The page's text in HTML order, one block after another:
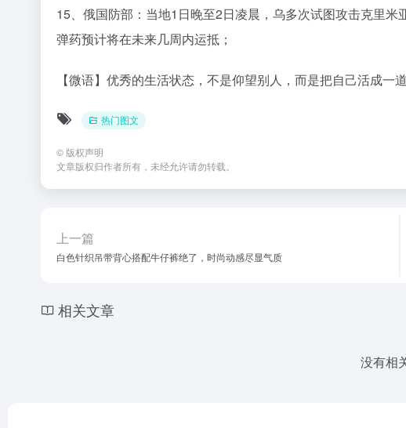
15、俄国防部：当地1日晚至2日凌晨，乌多次试图攻击克里
弹药预计将在未来几周内运抵；
【微语】优秀的生活状态，不是仰望别人，而是把自己活成一道
热门图文
© 版权声明
文章版权归作者所有，未经允许请勿转载。
上一篇
白色针织吊带背心搭配牛仔裤绝了，时尚动感尽显气质
相关文章
没有相